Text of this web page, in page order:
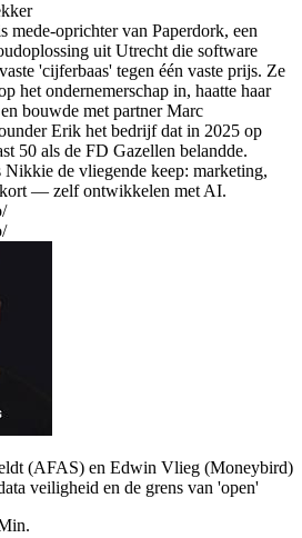
mede-oprichter van Paperdork, een
uit Utrecht die software
'cijferbaas' tegen één vaste prijs. Ze
het ondernemerschap in, haatte haar
bouwde met partner Marc
Erik het bedrijf dat in 2025 op
50 als de FD Gazellen belandde.
de vliegende keep: marketing,
— zelf ontwikkelen met AI.
(AFAS) en Edwin Vlieg (Moneybird)
veiligheid en de grens van 'open'